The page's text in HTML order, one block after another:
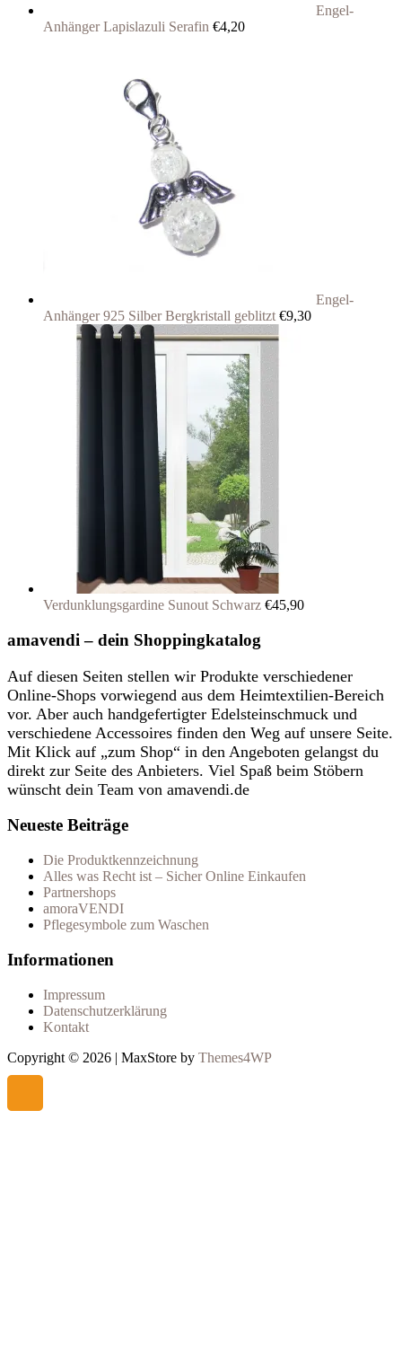
Engel-
Anhänger Lapislazuli Serafin €4,20
Engel-
Anhänger 925 Silber Bergkristall geblitzt €9,30
Verdunklungsgardine Sunout Schwarz €45,90
amavendi – dein Shoppingkatalog
Auf diesen Seiten stellen wir Produkte verschiedener
Online-Shops vorwiegend aus dem Heimtextilien-Bereich
vor. Aber auch handgefertigter Edelsteinschmuck und
verschiedene Accessoires finden den Weg auf unsere Seite.
Mit Klick auf „zum Shop“ in den Angeboten gelangst du
direkt zur Seite des Anbieters. Viel Spaß beim Stöbern
wünscht dein Team von amavendi.de
Neueste Beiträge
Die Produktkennzeichnung
Alles was Recht ist – Sicher Online Einkaufen
Partnershops
amoraVENDI
Pflegesymbole zum Waschen
Informationen
Impressum
Datenschutzerklärung
Kontakt
Copyright © 2026 | MaxStore by Themes4WP